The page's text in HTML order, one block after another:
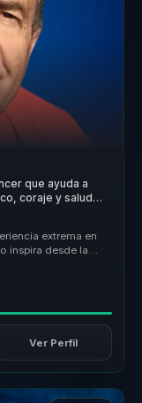
que ayuda a
coraje y salud
extrema en
inspira desde la
Ver Perfil